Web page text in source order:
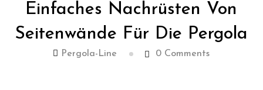
Einfaches Nachrüsten Von
Seitenwände Für Die Pergola
Pergola-Line 0 Comments